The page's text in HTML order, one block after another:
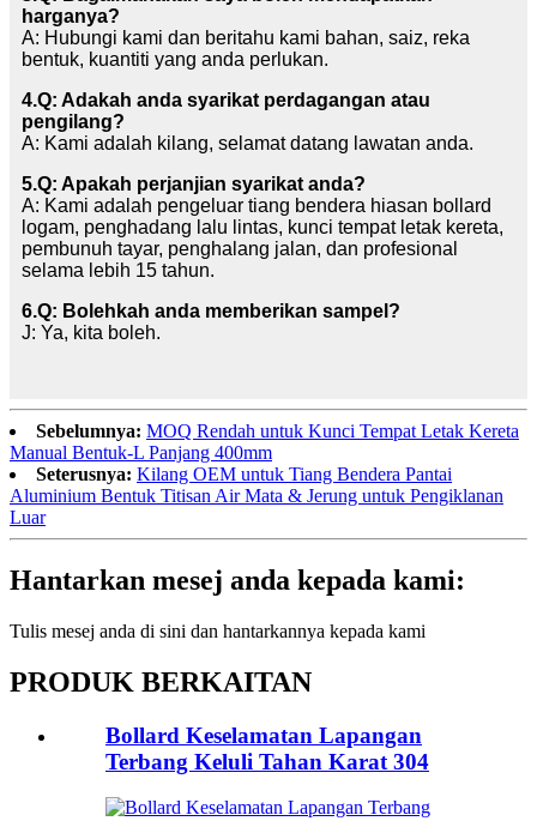
harganya?
A: Hubungi kami dan beritahu kami bahan, saiz, reka
bentuk, kuantiti yang anda perlukan.
4.Q: Adakah anda syarikat perdagangan atau
pengilang?
A: Kami adalah kilang, selamat datang lawatan anda.
5.Q: Apakah perjanjian syarikat anda?
A: Kami adalah pengeluar tiang bendera hiasan bollard
logam, penghadang lalu lintas, kunci tempat letak kereta,
pembunuh tayar, penghalang jalan, dan profesional
selama lebih 15 tahun.
6.Q: Bolehkah anda memberikan sampel?
J: Ya, kita boleh.
Sebelumnya: MOQ Rendah untuk Kunci Tempat Letak Kereta
Manual Bentuk-L Panjang 400mm
Seterusnya: Kilang OEM untuk Tiang Bendera Pantai
Aluminium Bentuk Titisan Air Mata & Jerung untuk Pengiklanan
Luar
Hantarkan mesej anda kepada kami:
Tulis mesej anda di sini dan hantarkannya kepada kami
PRODUK BERKAITAN
Bollard Keselamatan Lapangan
Terbang Keluli Tahan Karat 304